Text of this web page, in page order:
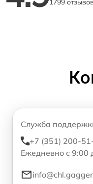
1799 отзывов
Служба
+7 (351) 200-
Ежедневно с 9:00